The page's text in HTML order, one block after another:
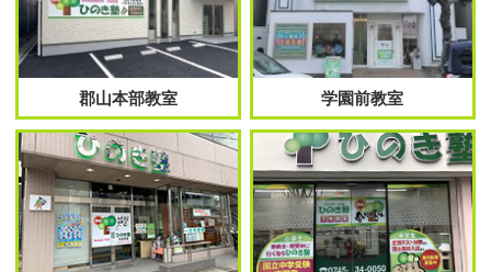
郡山本部教室 学園前教室